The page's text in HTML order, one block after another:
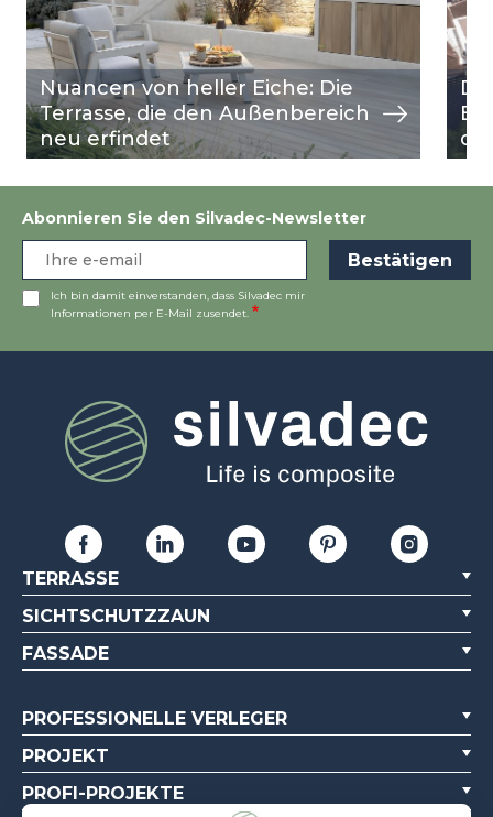
Nuancen von heller Eiche: Die
Terrasse, die den Außenbereich
neu erfindet
Abonnieren Sie den Silvadec-Newsletter
Ich bin damit einverstanden, dass Silvadec mir
Informationen per E-Mail zusendet.
TERRASSE
SICHTSCHUTZZAUN
FASSADE
PROFESSIONELLE VERLEGER
PROJEKT
PROFI-PROJEKTE